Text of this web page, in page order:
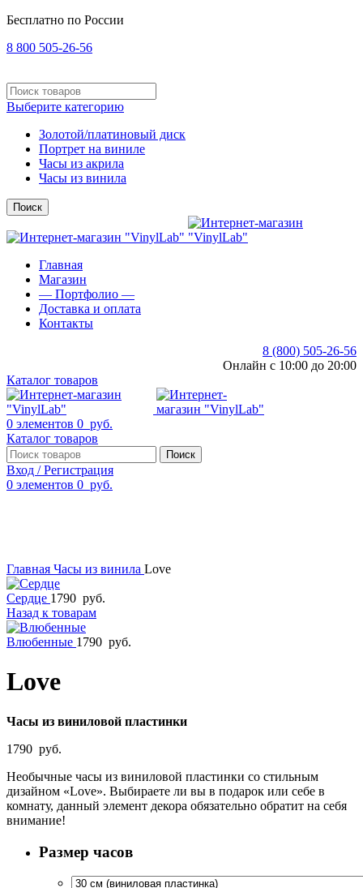
Бесплатно по России
8 800 505-26-56
Выберите категорию
Золотой/платиновый диск
Портрет на виниле
Часы из акрила
Часы из винила
Поиск
Главная
Магазин
— Портфолио —
Доставка и оплата
Контакты
8 (800) 505-26-56
Онлайн с 10:00 до 20:00
Каталог товаров
0 элементов 0 руб.
Каталог товаров
Поиск
Вход / Регистрация
0 элементов 0 руб.
Главная Часы из винила Love
Сердце 1790 руб.
Назад к товарам
Влюбенные 1790 руб.
Love
Часы из виниловой пластинки
1790 руб.
Необычные часы из виниловой пластинки со стильным
дизайном «Love». Выбираете ли вы в подарок или себе в
комнату, данный элемент декора обязательно обратит на себя
внимание!
Размер часов